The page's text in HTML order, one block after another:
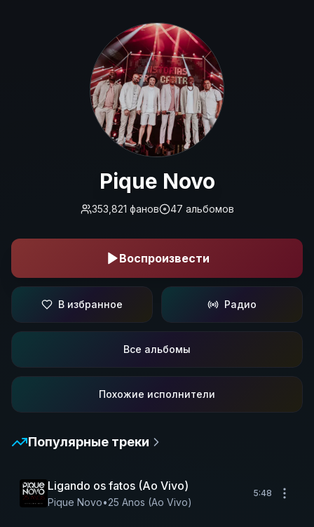
Pique Novo
353,821 фанов 47 альбомов
Воспроизвести
В избранное Радио
Все альбомы
Похожие исполнители
Популярные треки
Ligando os fatos (Ao Vivo)
Pique Novo•25 Anos (Ao Vivo)
5:48